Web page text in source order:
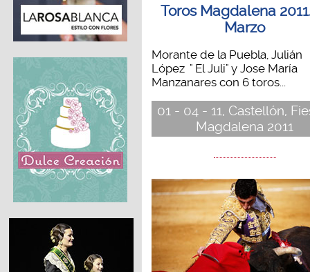
Toros Magdalena
Marzo
Morante de la Puebla, Julián
López " El Juli" y Jose María
Manzanares con 6 toros...
01 - 04 - 11, Castellón,
Magdalena 2011